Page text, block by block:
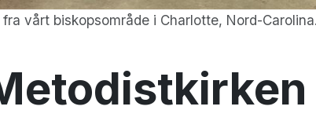
vårt biskopsområde i Charlotte, Nord-Carolina.